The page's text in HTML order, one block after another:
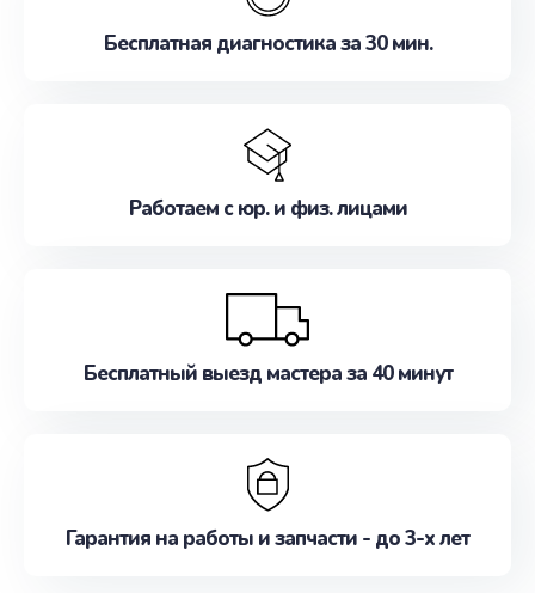
Бесплатная диагностика за 30 мин.
Работаем с юр. и физ. лицами
Бесплатный выезд мастера за 40 минут
Гарантия на работы и запчасти - до 3-х лет